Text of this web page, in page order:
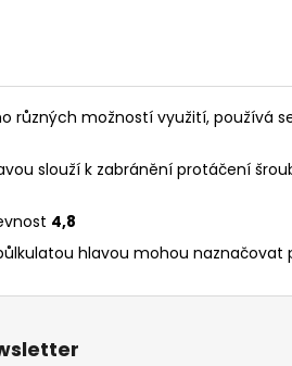
různých možností využití, používá
slouží k zabránění protáčení
4,8
hlavou mohou